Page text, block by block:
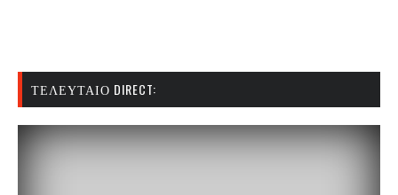
ΤΕΛΕΥΤΑΊΟ DIRECT: